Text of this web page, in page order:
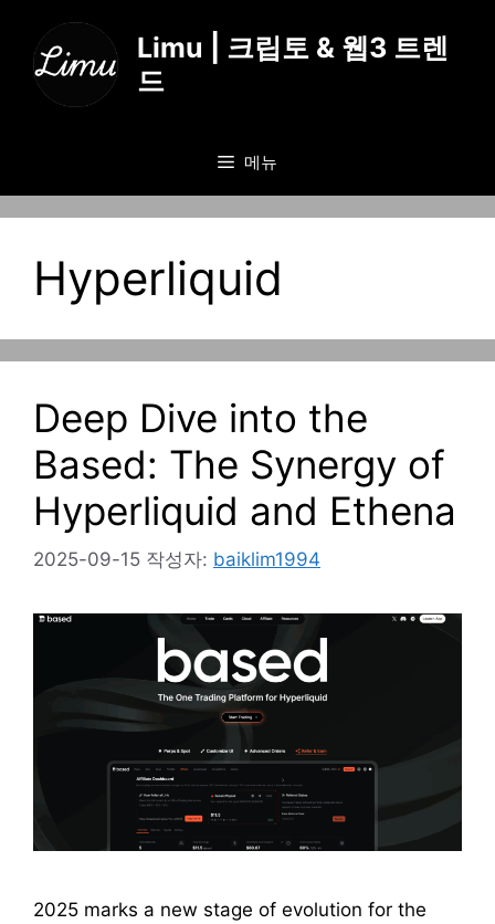
Limu | 크립토 & 웹3 트렌
드
메뉴
Hyperliquid
Deep Dive into the
Based: The Synergy of
Hyperliquid and Ethena
2025-09-15 작성자: baiklim1994
2025 marks a new stage of evolution for the